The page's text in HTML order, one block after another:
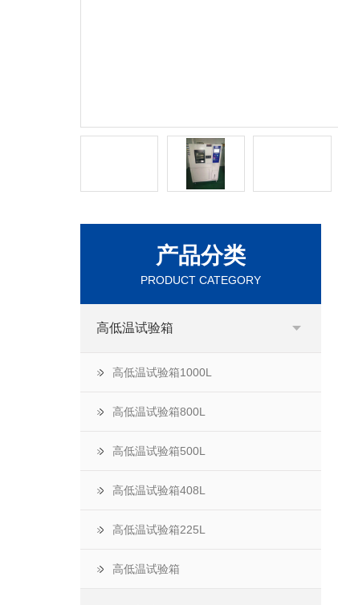
产品分类
PRODUCT CATEGORY
高低温试验箱
高低温试验箱1000L
高低温试验箱800L
高低温试验箱500L
高低温试验箱408L
高低温试验箱225L
高低温试验箱